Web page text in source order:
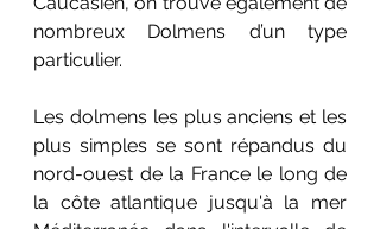
nombreux Dolmens d’un type
particulier.
Les dolmens les plus anciens et les
plus simples se sont répandus du
nord-ouest de la France le long de
la côte atlantique jusqu'à la mer